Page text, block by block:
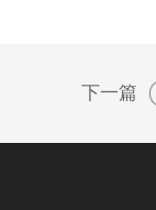
下一篇